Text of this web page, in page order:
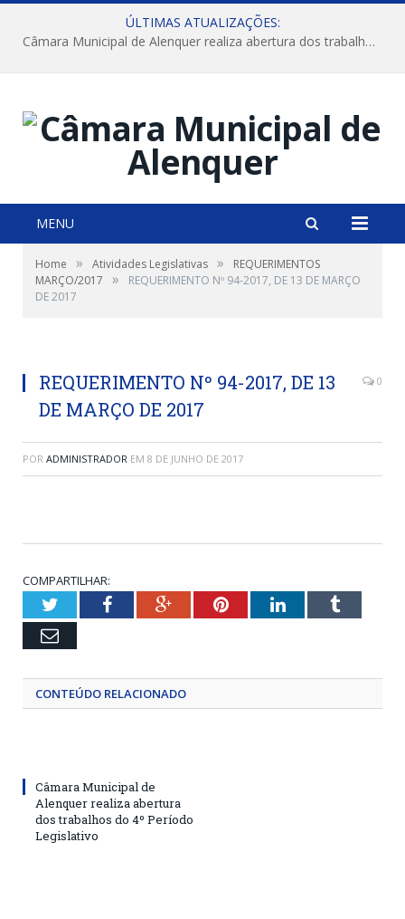
ÚLTIMAS ATUALIZAÇÕES:
Câmara Municipal de Alenquer realiza abertura dos trabalhos do 4º Período Legislativo
MENU
Home » Atividades Legislativas »
REQUERIMENTOS
MARÇO/2017
»
REQUERIMENTO Nº 94-2017, DE 13 DE MARÇO
DE 2017
REQUERIMENTO Nº 94-2017, DE 13
DE MARÇO DE 2017
0
POR ADMINISTRADOR EM 8 DE JUNHO DE 2017
COMPARTILHAR:
TwitterFacebookGoogle+PinterestLinkedInTumblr
Email
CONTEÚDO RELACIONADO
Câmara Municipal de
Alenquer realiza abertura
dos trabalhos do 4º Período
Legislativo